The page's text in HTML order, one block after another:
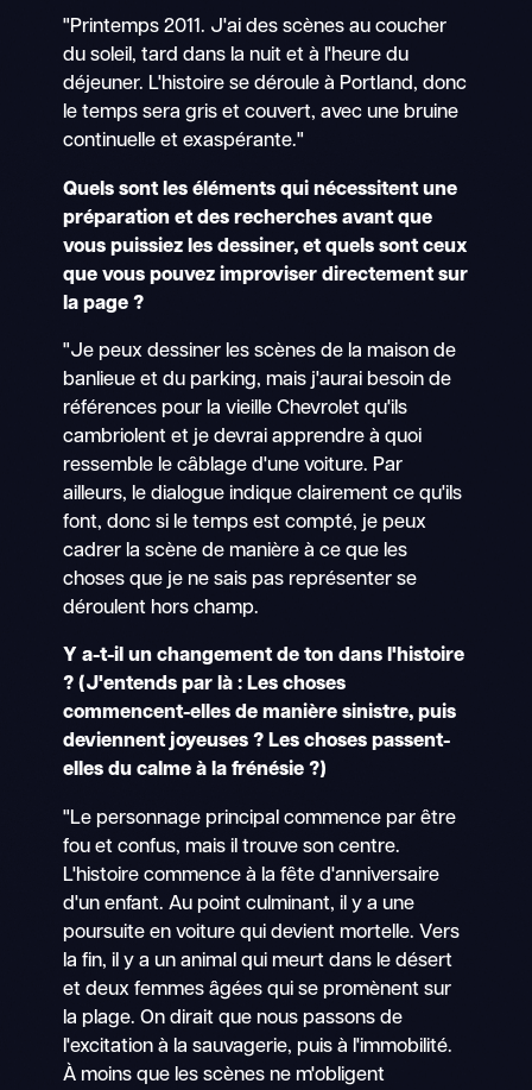
"Printemps 2011. J'ai des scènes au coucher
du soleil, tard dans la nuit et à l'heure du
déjeuner. L'histoire se déroule à Portland, donc
le temps sera gris et couvert, avec une bruine
continuelle et exaspérante."
Quels sont les éléments qui nécessitent une
préparation et des recherches avant que
vous puissiez les dessiner, et quels sont ceux
que vous pouvez improviser directement sur
la page ?
"Je peux dessiner les scènes de la maison de
banlieue et du parking, mais j'aurai besoin de
références pour la vieille Chevrolet qu'ils
cambriolent et je devrai apprendre à quoi
ressemble le câblage d'une voiture. Par
ailleurs, le dialogue indique clairement ce qu'ils
font, donc si le temps est compté, je peux
cadrer la scène de manière à ce que les
choses que je ne sais pas représenter se
déroulent hors champ.
Y a-t-il un changement de ton dans l'histoire
? (J'entends par là : Les choses
commencent-elles de manière sinistre, puis
deviennent joyeuses ? Les choses passent-
elles du calme à la frénésie ?)
"Le personnage principal commence par être
fou et confus, mais il trouve son centre.
L'histoire commence à la fête d'anniversaire
d'un enfant. Au point culminant, il y a une
poursuite en voiture qui devient mortelle. Vers
la fin, il y a un animal qui meurt dans le désert
et deux femmes âgées qui se promènent sur
la plage. On dirait que nous passons de
l'excitation à la sauvagerie, puis à l'immobilité.
À moins que les scènes ne m'obligent